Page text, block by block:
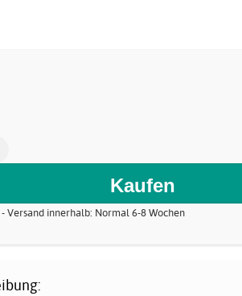
Versand innerhalb: Normal 6-8 Wochen